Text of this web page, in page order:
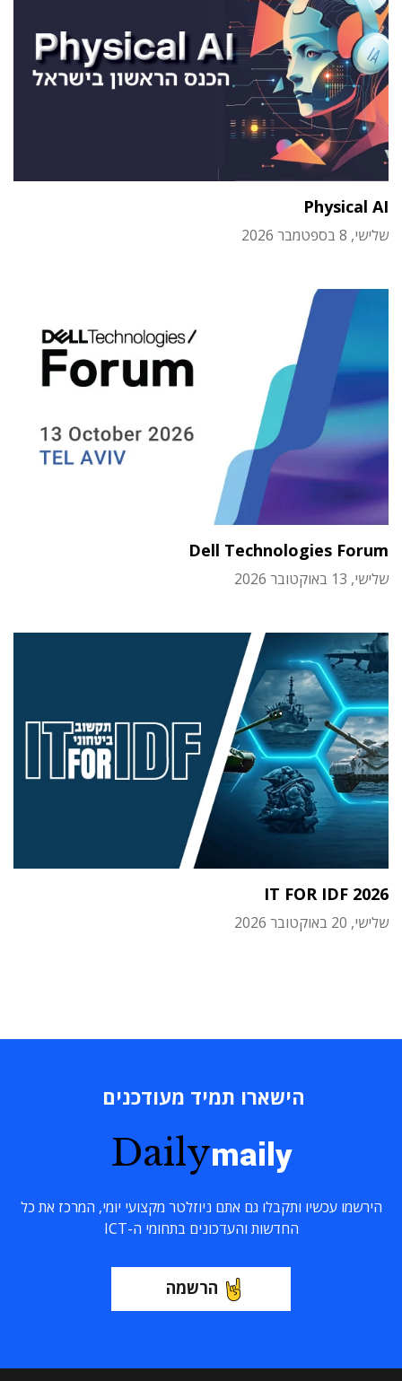
Physical AI
שלישי, 8 בספטמבר 2026
Dell Technologies Forum
שלישי, 13 באוקטובר 2026
IT FOR IDF 2026
שלישי, 20 באוקטובר 2026
הישארו תמיד מעודכנים
Dailymaily
הירשמו עכשיו ותקבלו גם אתם ניוזלטר מקצועי יומי, המרכז את כל
החדשות והעדכונים בתחומי ה-ICT
הרשמה